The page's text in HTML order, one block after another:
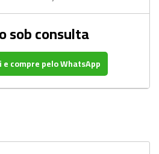
sob consulta
e compre pelo WhatsApp